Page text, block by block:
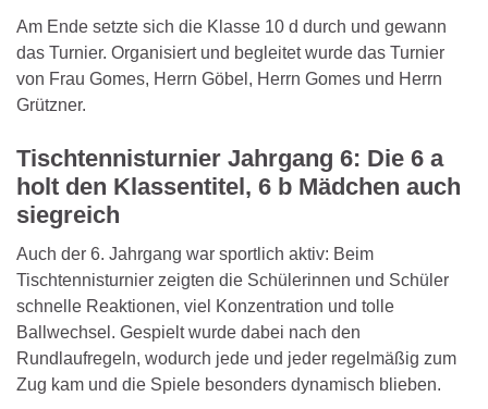
Am Ende setzte sich die Klasse 10 d durch und gewann
das Turnier. Organisiert und begleitet wurde das Turnier
von Frau Gomes, Herrn Göbel, Herrn Gomes und Herrn
Grützner.
Tischtennisturnier Jahrgang 6: Die 6 a
holt den Klassentitel, 6 b Mädchen auch
siegreich
Auch der 6. Jahrgang war sportlich aktiv: Beim
Tischtennisturnier zeigten die Schülerinnen und Schüler
schnelle Reaktionen, viel Konzentration und tolle
Ballwechsel. Gespielt wurde dabei nach den
Rundlaufregeln, wodurch jede und jeder regelmäßig zum
Zug kam und die Spiele besonders dynamisch blieben.